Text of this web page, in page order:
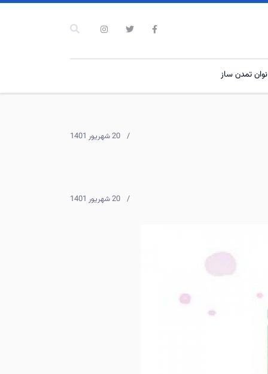
تمدن ساز
20 شهریور 1401
20 شهریور 1401